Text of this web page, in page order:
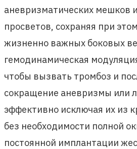
аневризматических мешков
просветов, сохраняя при
жизненно важных боковых
гемодинамическая
чтобы вызвать тромбоз и
сокращение аневризмы или
эффективно исключая их из
без необходимости полной
постоянной имплантации